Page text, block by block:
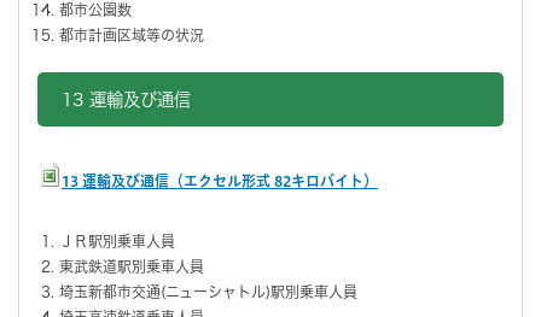
都市公園数
都市計画区域等の状況
13 運輸及び通信
13 運輸及び通信（エクセル形式 82キロバイト）
ＪＲ駅別乗車人員
東武鉄道駅別乗車人員
埼玉新都市交通(ニューシャトル)駅別乗車人員